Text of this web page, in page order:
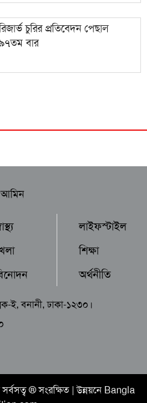
চুরির প্রতিবেদন পেছাল
বার
লাইফস্টাইল
শিক্ষা
অর্থনীতি
ই, বনানী, ঢাকা-১২৩০।
® সংরক্ষিত | উন্নয়নে Bangla